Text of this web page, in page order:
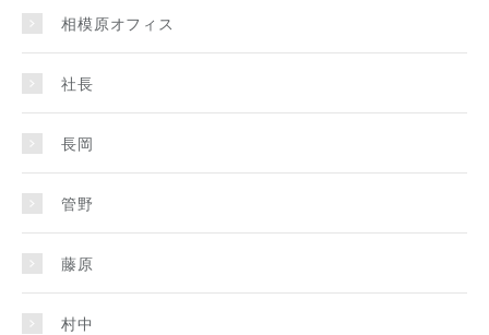
相模原オフィス
社長
長岡
管野
藤原
村中